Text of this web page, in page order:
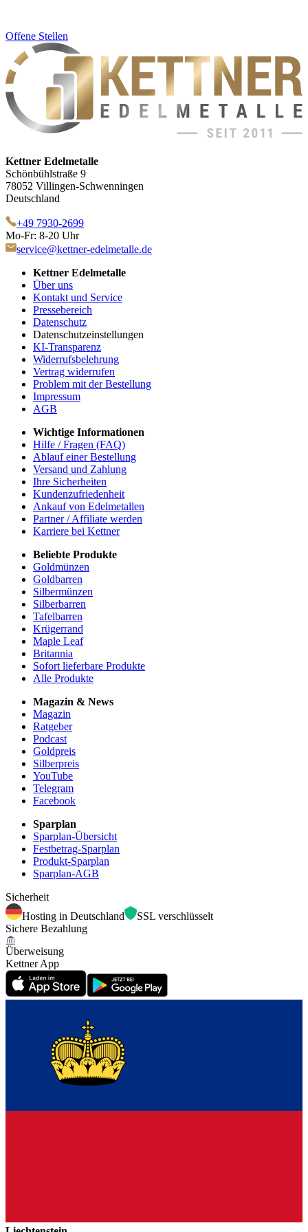
Offene Stellen
Kettner Edelmetalle
Schönbühlstraße 9
78052 Villingen-Schwenningen
Deutschland
+49 7930-2699
Mo-Fr: 8-20 Uhr
service@kettner-edelmetalle.de
Kettner Edelmetalle
Über uns
Kontakt und Service
Pressebereich
Datenschutz
Datenschutzeinstellungen
KI-Transparenz
Widerrufsbelehrung
Vertrag widerrufen
Problem mit der Bestellung
Impressum
AGB
Wichtige Informationen
Hilfe / Fragen (FAQ)
Ablauf einer Bestellung
Versand und Zahlung
Ihre Sicherheiten
Kundenzufriedenheit
Ankauf von Edelmetallen
Partner / Affiliate werden
Karriere bei Kettner
Beliebte Produkte
Goldmünzen
Goldbarren
Silbermünzen
Silberbarren
Tafelbarren
Krügerrand
Maple Leaf
Britannia
Sofort lieferbare Produkte
Alle Produkte
Magazin & News
Magazin
Ratgeber
Podcast
Goldpreis
Silberpreis
YouTube
Telegram
Facebook
Sparplan
Sparplan-Übersicht
Festbetrag-Sparplan
Produkt-Sparplan
Sparplan-AGB
Sicherheit
Hosting in Deutschland
SSL verschlüsselt
Sichere Bezahlung
Überweisung
Kettner App